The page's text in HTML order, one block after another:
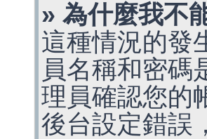
» 為什麼我不
這種情況的發
員名稱和密碼
理員確認您的
後台設定錯誤